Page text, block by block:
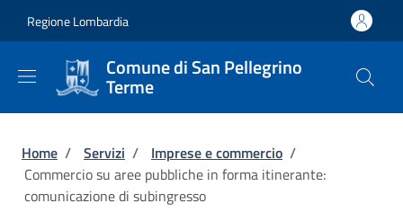
Regione Lombardia
Comune di San Pellegrino
Terme
Briciole di pane
Home / Servizi / Imprese e commercio /
Commercio su aree pubbliche in forma itinerante:
comunicazione di subingresso